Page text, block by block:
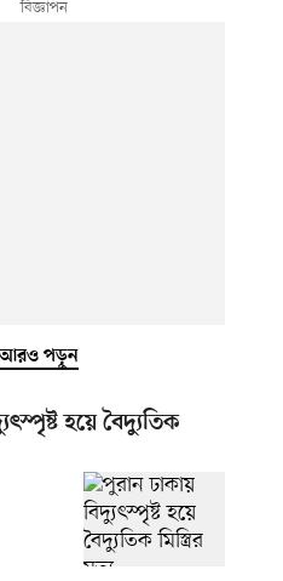
আরও পড়ুন
হয়ে বৈদ্যুতিক